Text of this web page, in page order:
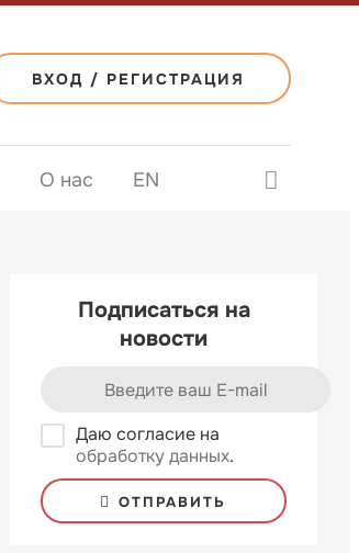
ВХОД / РЕГИСТРАЦИЯ
О нас EN
Подписаться на
новости
Даю согласие на
обработку данных.
ОТПРАВИТЬ